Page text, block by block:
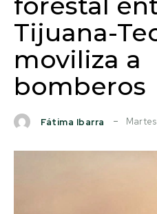
Tijuana-
moviliza a
bomberos
Fátima Ibarra